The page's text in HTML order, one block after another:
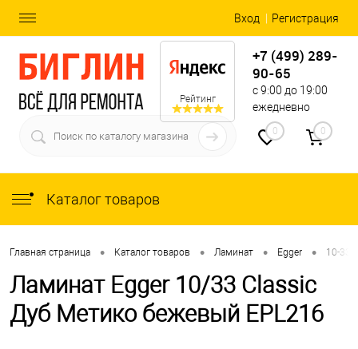
Вход Регистрация
Рейтинг
+7 (499) 289-
90-65
с 9:00 до 19:00
ежедневно
0 0
Каталог товаров
Главная страница • Каталог товаров • Ламинат • Egger • 10-33
Ламинат Egger 10/33 Classic
Дуб Метико бежевый EPL216